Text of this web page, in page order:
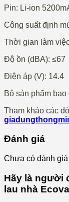
Pin: Li-ion
Công suất định
Thời gian làm
Độ ồn (dBA): ≤67
Điện áp (V): 14.4
Bộ sản phẩm
Tham khảo các
Đánh giá
Chưa có đánh giá
Hãy là người
lau nhà